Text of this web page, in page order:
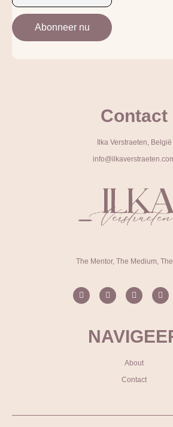
Abonneer nu
Contact
Ilka Verstraeten, België
The Mentor, The Medium,
About
Contact